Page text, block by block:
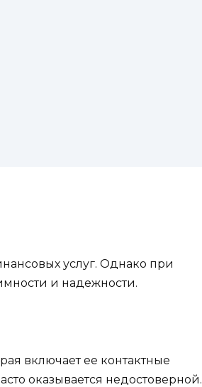
услуг. Однако при
и надежности.
включает ее контактные
оказывается недостоверной.